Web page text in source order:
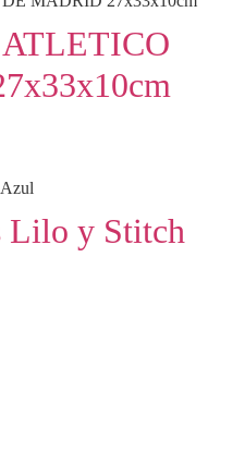
Lilo y Stitch